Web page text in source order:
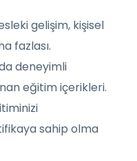
gelişim, kişisel
fazlası.
deneyimli
eğitim içerikleri.
sahip olma